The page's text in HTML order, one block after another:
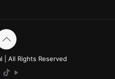
| All Rights Reserved